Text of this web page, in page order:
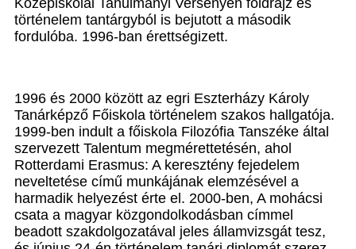
Középiskolai Tanulmányi Versenyen földrajz és
történelem tantárgyból is bejutott a második
fordulóba. 1996-ban érettségizett.
1996 és 2000 között az egri Eszterházy Károly
Tanárképző Főiskola történelem szakos hallgatója.
1999-ben indult a főiskola Filozófia Tanszéke által
szervezett Talentum megmérettetésén, ahol
Rotterdami Erasmus: A keresztény fejedelem
neveltetése című munkájának elemzésével a
harmadik helyezést érte el. 2000-ben, A mohácsi
csata a magyar közgondolkodásban címmel
beadott szakdolgozatával jeles államvizsgát tesz,